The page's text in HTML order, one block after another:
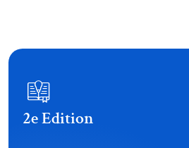
2e Edition